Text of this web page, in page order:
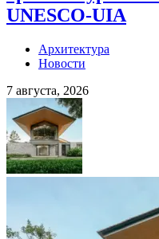
UNESCO-UIA
Архитектура
Новости
7 августа, 2026